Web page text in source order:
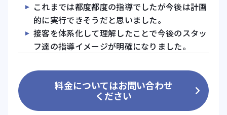
これまでは都度都度の指導でしたが今後は計画
的に実行できそうだと思いました。
接客を体系化して理解したことで今後のスタッ
フ達の指導イメージが明確になりました。
料金についてはお問い合わせ
ください